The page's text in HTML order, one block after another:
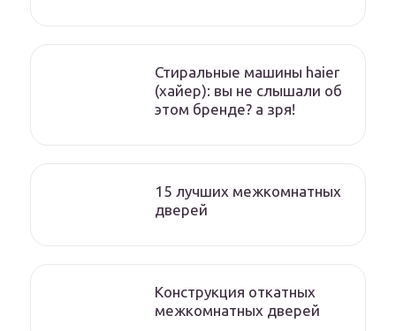
Стиральные машины haier
(хайер): вы не слышали об
этом бренде? а зря!
15 лучших межкомнатных
дверей
Конструкция откатных
межкомнатных дверей